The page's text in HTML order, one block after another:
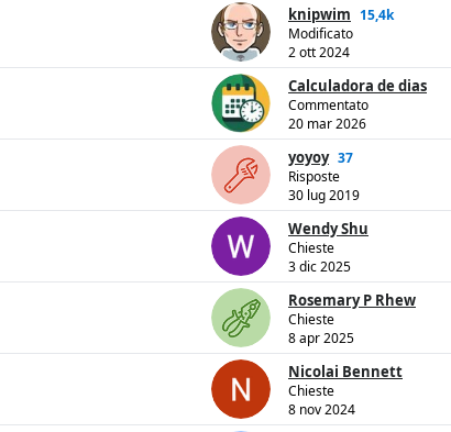
knipwim 15,4k
Modificato
2 ott 2024
Calculadora de dias
Commentato
20 mar 2026
yoyoy 37
Risposte
30 lug 2019
Wendy Shu
Chieste
3 dic 2025
Rosemary P Rhew
Chieste
8 apr 2025
Nicolai Bennett
Chieste
8 nov 2024